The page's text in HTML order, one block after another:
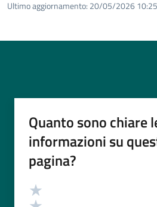
Ultimo aggiornamento: 20/05/2026
Quanto sono chiare
informazioni su
pagina?
Valutazione